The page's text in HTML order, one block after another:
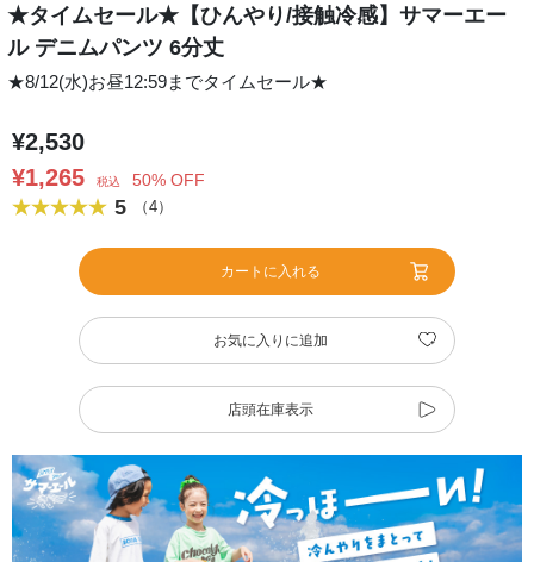
★タイムセール★【ひんやり/接触冷感】サマーエー
ル デニムパンツ 6分丈
★8/12(水)お昼12:59までタイムセール★
¥2,530
¥1,265
税込 50% OFF
5 （4）
カートに入れる
お気に入りに追加
店頭在庫表示